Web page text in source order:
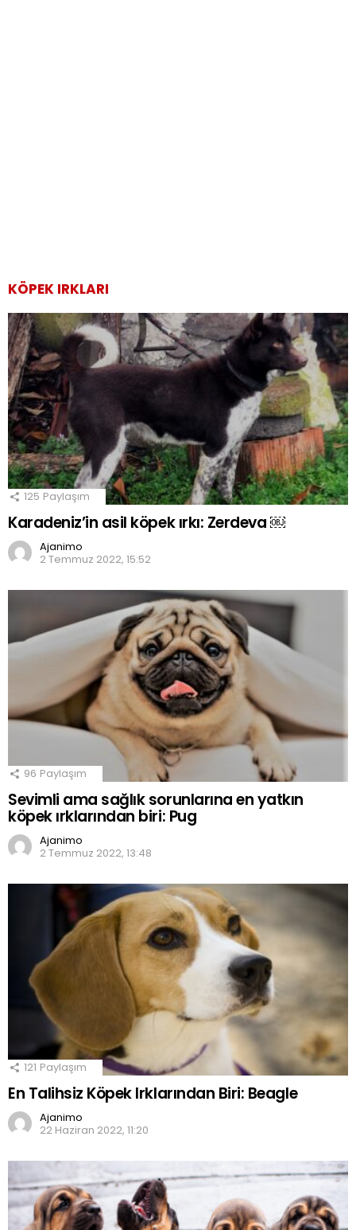
KÖPEK IRKLARI
125 Paylaşım
Karadeniz’in asil köpek ırkı: Zerdeva ￼
Ajanimo
2 Temmuz 2022, 15:52
96 Paylaşım
Sevimli ama sağlık sorunlarına en yatkın
köpek ırklarından biri: Pug
Ajanimo
2 Temmuz 2022, 13:48
121 Paylaşım
En Talihsiz Köpek Irklarından Biri: Beagle
Ajanimo
22 Haziran 2022, 11:20